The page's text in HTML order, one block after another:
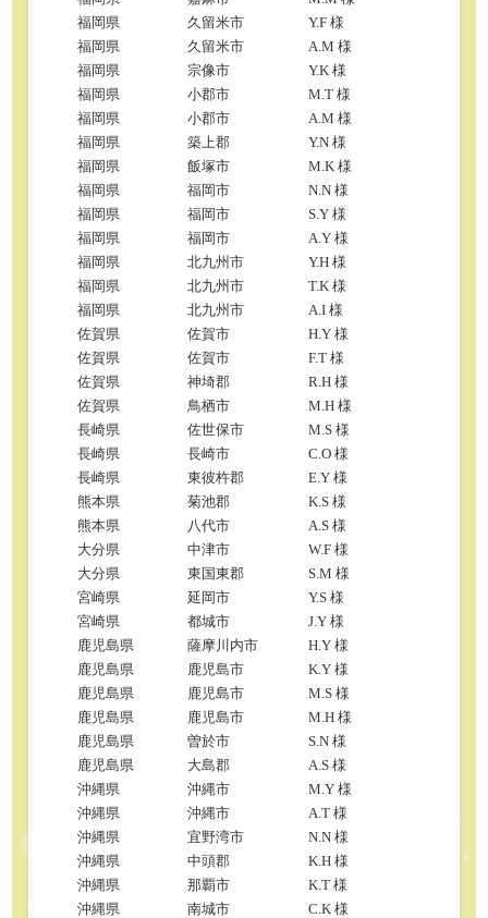
福岡県
久留米市
Y.F 様
福岡県
久留米市
A.M 様
福岡県
宗像市
Y.K 様
福岡県
小郡市
M.T 様
福岡県
小郡市
A.M 様
福岡県
築上郡
Y.N 様
福岡県
飯塚市
M.K 様
福岡県
福岡市
N.N 様
福岡県
福岡市
S.Y 様
福岡県
福岡市
A.Y 様
福岡県
北九州市
Y.H 様
福岡県
北九州市
T.K 様
福岡県
北九州市
A.I 様
佐賀県
佐賀市
H.Y 様
佐賀県
佐賀市
F.T 様
佐賀県
神埼郡
R.H 様
佐賀県
鳥栖市
M.H 様
長崎県
佐世保市
M.S 様
長崎県
長崎市
C.O 様
長崎県
東彼杵郡
E.Y 様
熊本県
菊池郡
K.S 様
熊本県
八代市
A.S 様
大分県
中津市
W.F 様
大分県
東国東郡
S.M 様
宮崎県
延岡市
Y.S 様
宮崎県
都城市
J.Y 様
鹿児島県
薩摩川内市
H.Y 様
鹿児島県
鹿児島市
K.Y 様
鹿児島県
鹿児島市
M.S 様
鹿児島県
鹿児島市
M.H 様
鹿児島県
曽於市
S.N 様
鹿児島県
大島郡
A.S 様
沖縄県
沖縄市
M.Y 様
沖縄県
沖縄市
A.T 様
沖縄県
宜野湾市
N.N 様
沖縄県
中頭郡
K.H 様
沖縄県
那覇市
K.T 様
沖縄県
南城市
C.K 様